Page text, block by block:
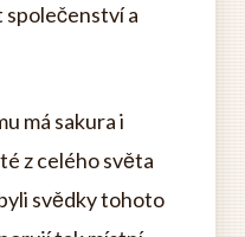
společenství a
má sakura i
z celého světa
svědky tohoto